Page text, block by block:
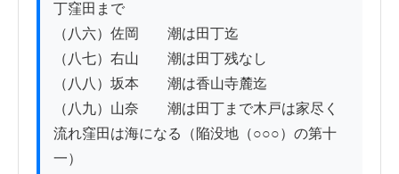
丁窪田まで
（八六）佐岡　　潮は田丁迄
（八七）右山　　潮は田丁残なし
（八八）坂本　　潮は香山寺麓迄
（八九）山奈　　潮は田丁まで木戸は家尽く
流れ窪田は海になる（陥没地（○○○）の第十
一）